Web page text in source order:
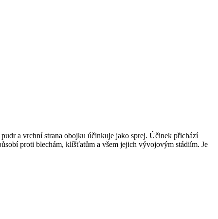
a vrchní strana obojku účinkuje jako sprej. Účinek přichází
proti blechám, klíšťatům a všem jejich vývojovým stádiím. Je